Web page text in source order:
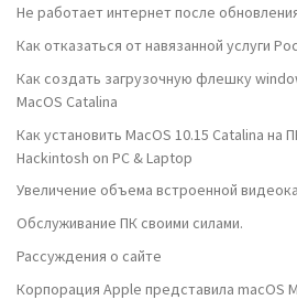
Не работает интернет после
Как отказаться от навязанной услуги
Как создать загрузочную флешку
MacOS Catalina
Как установить MacOS 10.15 Catalina на
Hackintosh on PC & Laptop
Увеличение объема встроенной
Обслуживание ПК своими силами.
Рассуждения о сайте
Корпорация Apple представила macOS